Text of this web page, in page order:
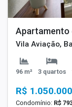
Apartamento
Vila Aviação,
96 m² 3 quartos
R$
Condomínio: R$